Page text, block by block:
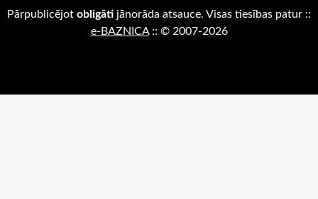
Pārpublicējot obligāti jānorāda atsauce. Visas tiesības patur ::
e-BAZNICA:: © 2007-2026